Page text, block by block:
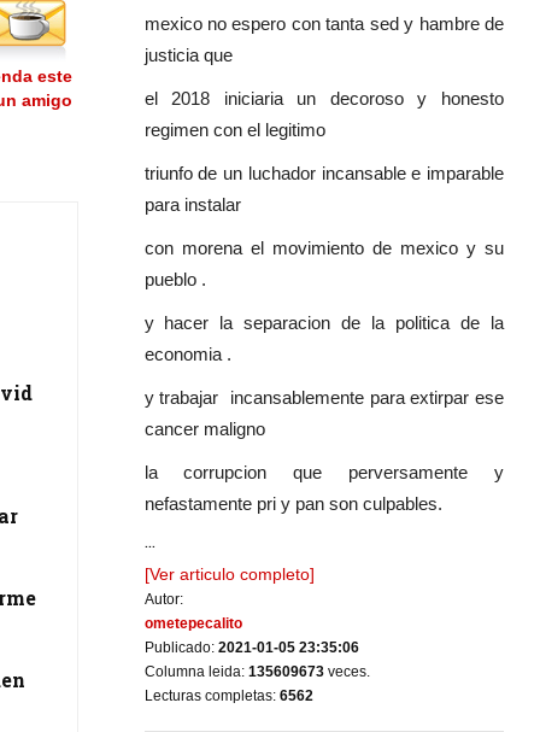
este
amigo
mexico no espero con tanta sed y hambre de
justicia que
el 2018 iniciaria un decoroso y honesto
regimen con el legitimo
triunfo de un luchador incansable e imparable
para instalar
con morena el movimiento de mexico y su
pueblo .
y hacer la separacion de la politica de la
economia .
y trabajar incansablemente para extirpar ese
cancer maligno
la corrupcion que perversamente y
nefastamente pri y pan son culpables.
...
[Ver articulo completo]
Autor:
ometepecalito
Publicado: 2021-01-05 23:35:06
Columna leida: 135609673veces.
Lecturas completas: 6562